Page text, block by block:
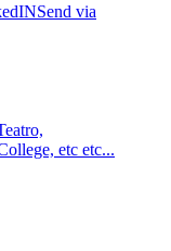
Send via
etc etc...